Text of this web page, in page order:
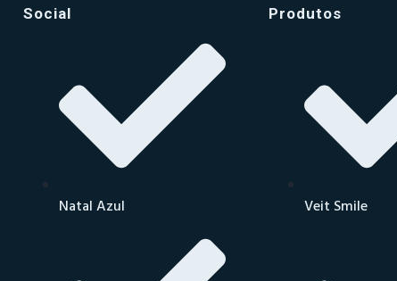
Social
Natal Azul
Produtos
Veit Smile